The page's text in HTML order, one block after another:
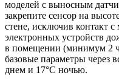
моделей с выносным
закрепите сенсор на
стене, исключив контакт
электронных устройств
в помещении (минимум 2
базовые параметры через
днем и 17°C ночью.